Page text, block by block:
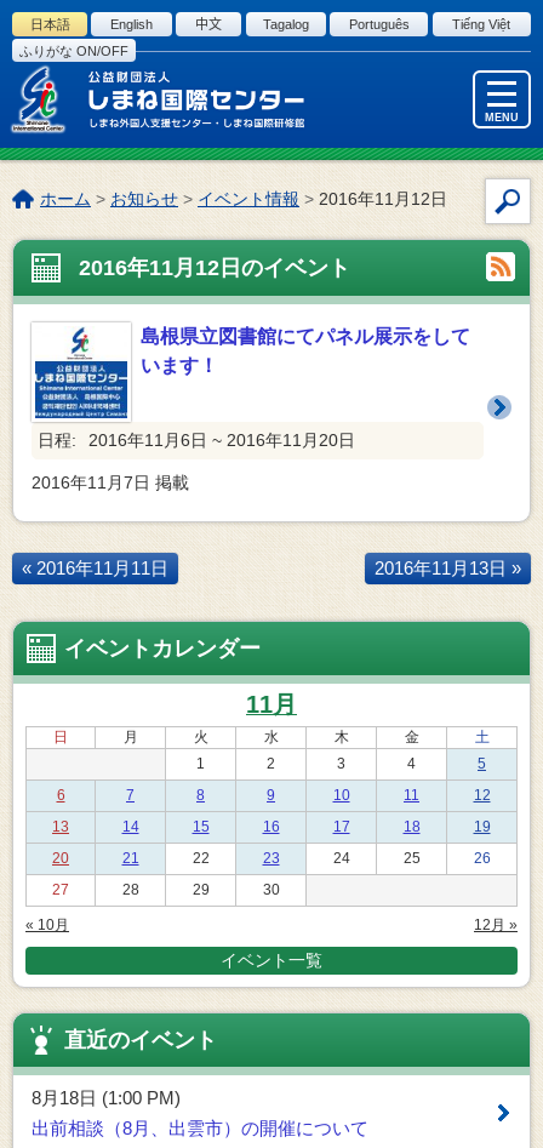
このページの本文へ
日本語 English 中文 Tagalog Português
Tiếng Việt
ふりがな ON/OFF
MENU
イ
ト
内
こ
の
ペ
ジ
ホーム> お知らせ> イベント情報 >2016年11月12日
2016年11月12日のイベント
島根県立図書館にてパネル展示をして
います！
日程: 2016年11月6日 ~ 2016年11月20日
2016年11月7日 掲載
« 2016年11月11日 2016年11月13日 »
イベントカレンダー
11月
日 月 火 水 木 金
土
1
2 3 4
5
6
7 8 9 10 11
12
13
14 15 16 17 18
19
20
21 22 23 24 25
26
27
28 29 30
« 10月 12月 »
イベント一覧
直近のイベント
8月18日 (1:00 PM)
出前相談（8月、出雲市）の開催について